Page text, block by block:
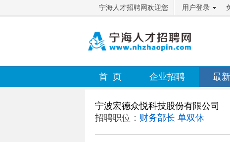
宁海人才招聘网欢迎您 用户登录
首 页 企业招聘 最
宁波宏德众悦科技股份有限公司
招聘职位： 财务部长 单双休